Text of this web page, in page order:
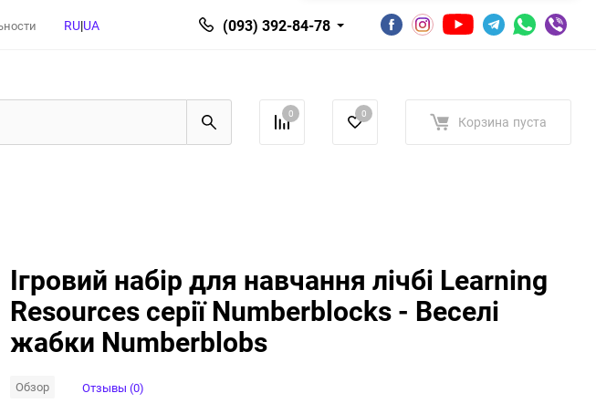
RU|UA (093) 392-84-78
0 0 Корзина пуста
Ігровий набір для навчання лічбі Learning
Resources серії Numberblocks - Веселі
жабки Numberblobs
Обзор Отзывы (0)